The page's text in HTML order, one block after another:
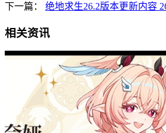
下一篇： 绝地求生26.2版本更新内容
相关资讯